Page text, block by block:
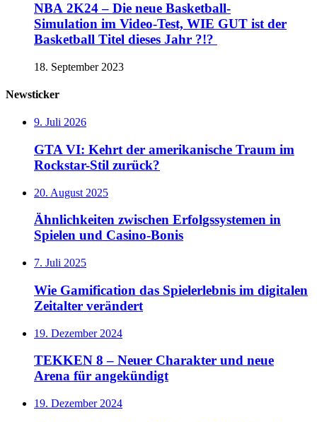
NBA 2K24 – Die neue Basketball-
Simulation im Video-Test, WIE GUT ist der
Basketball Titel dieses Jahr ?!?
18. September 2023
Newsticker
9. Juli 2026
GTA VI: Kehrt der amerikanische Traum im
Rockstar-Stil zurück?
20. August 2025
Ähnlichkeiten zwischen Erfolgssystemen in
Spielen und Casino‑Bonis
7. Juli 2025
Wie Gamification das Spielerlebnis im digitalen
Zeitalter verändert
19. Dezember 2024
TEKKEN 8 – Neuer Charakter und neue
Arena für angekündigt
19. Dezember 2024